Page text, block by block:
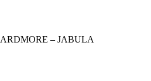
ARDMORE – JABULA